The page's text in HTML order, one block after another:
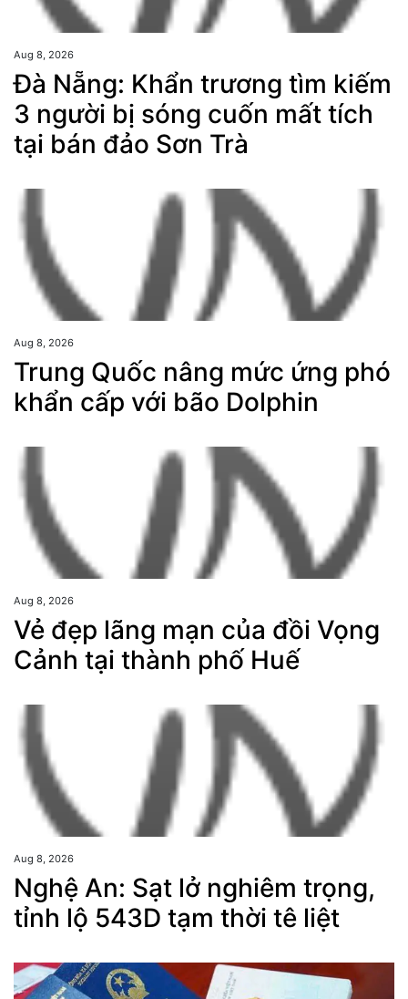
Aug 8, 2026
Đà Nẵng: Khẩn trương tìm kiếm
3 người bị sóng cuốn mất tích
tại bán đảo Sơn Trà
Aug 8, 2026
Trung Quốc nâng mức ứng phó
khẩn cấp với bão Dolphin
Aug 8, 2026
Vẻ đẹp lãng mạn của đồi Vọng
Cảnh tại thành phố Huế
Aug 8, 2026
Nghệ An: Sạt lở nghiêm trọng,
tỉnh lộ 543D tạm thời tê liệt